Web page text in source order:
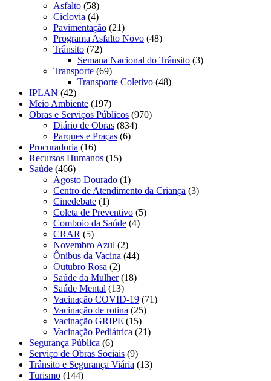
Asfalto (58)
Ciclovia (4)
Pavimentação (21)
Programa Asfalto Novo (48)
Trânsito (72)
Semana Nacional do Trânsito (3)
Transporte (69)
Transporte Coletivo (48)
IPLAN (42)
Meio Ambiente (197)
Obras e Serviços Públicos (970)
Diário de Obras (834)
Parques e Praças (6)
Procuradoria (16)
Recursos Humanos (15)
Saúde (466)
Agosto Dourado (1)
Centro de Atendimento da Criança (3)
Cinedebate (1)
Coleta de Preventivo (5)
Comboio da Saúde (4)
CRAR (5)
Novembro Azul (2)
Ônibus da Vacina (44)
Outubro Rosa (2)
Saúde da Mulher(18)
Saúde Mental (13)
Vacinação COVID-19 (71)
Vacinação de rotina (25)
Vacinação GRIPE (15)
Vacinação Pediátrica (21)
Segurança Pública (6)
Serviço de Obras Sociais (9)
Trânsito e Segurança Viária (13)
Turismo (144)